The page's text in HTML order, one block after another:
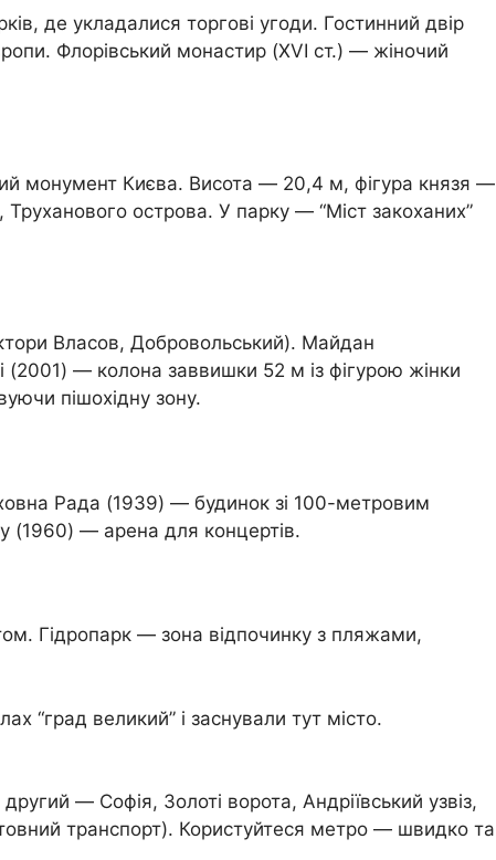
де укладалися торгові угоди. Гостинний двір
Флорівський монастир (XVI ст.) — жіночий
монумент Києва. Висота — 20,4 м, фігура князя —
острова. У парку — “Міст закоханих”
Власов, Добровольський). Майдан
— колона заввишки 52 м із фігурою жінки
пішохідну зону.
Рада (1939) — будинок зі 100-метровим
(1960) — арена для концертів.
Гідропарк — зона відпочинку з пляжами,
“град великий” і заснували тут місто.
— Софія, Золоті ворота, Андріївський узвіз,
транспорт). Користуйтеся метро — швидко та